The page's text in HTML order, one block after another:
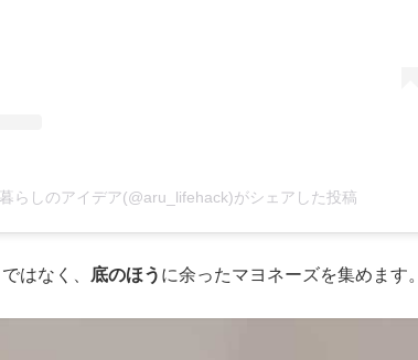
らしのアイデア(@aru_lifehack)がシェアした投稿
はなく、 底のほう に余ったマヨネーズを集めます。